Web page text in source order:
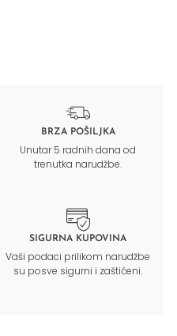
BRZA POŠILJKA
Unutar 5 radnih dana od
trenutka narudžbe.
SIGURNA KUPOVINA
Vaši podaci prilikom narudžbe
su posve sigurni i zaštićeni.